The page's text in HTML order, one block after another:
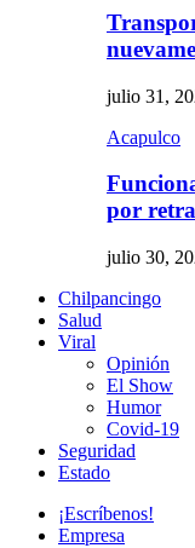
julio 31,
Acapulco
por
julio 30,
Chilpancingo
Salud
Viral
Opinión
El Show
Humor
Covid-19
Seguridad
Estado
¡Escríbenos!
Empresa